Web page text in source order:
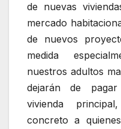
de nuevas
mercado
de nuevos
medida
nuestros adultos
dejarán de
vivienda
concreto a